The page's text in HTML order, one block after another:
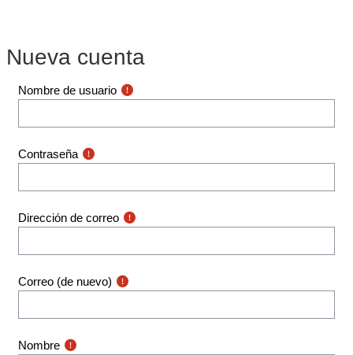
Nueva cuenta
Nombre de usuario
Contraseña
Dirección de correo
Correo (de nuevo)
Nombre